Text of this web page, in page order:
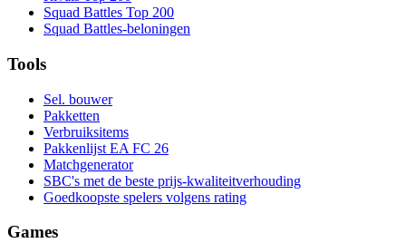
Squad Battles Top 200
Squad Battles-beloningen
Tools
Sel. bouwer
Pakketten
Verbruiksitems
Pakkenlijst EA FC 26
Matchgenerator
SBC's met de beste prijs-kwaliteitverhouding
Goedkoopste spelers volgens rating
Games